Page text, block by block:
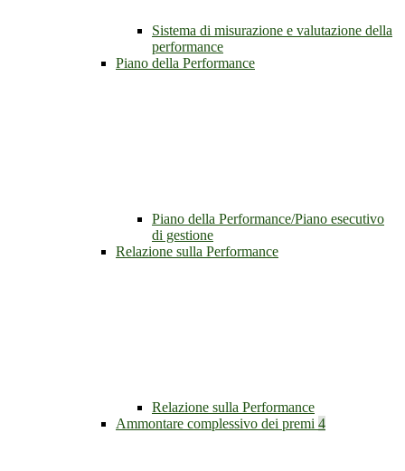
Sistema di misurazione e valutazione della
performance
Piano della Performance
Piano della Performance/Piano esecutivo
di gestione
Relazione sulla Performance
Relazione sulla Performance
Ammontare complessivo dei premi 4